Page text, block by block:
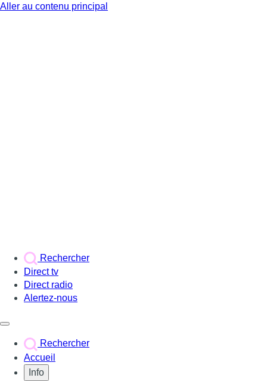
Aller au contenu principal
Rechercher
Direct tv
Direct radio
Alertez-nous
Rechercher
Accueil
Info